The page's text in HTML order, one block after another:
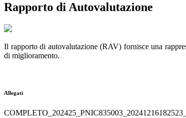
Rapporto di Autovalutazione
Il rapporto di autovalutazione (RAV) fornisce una
di miglioramento.
Allegati